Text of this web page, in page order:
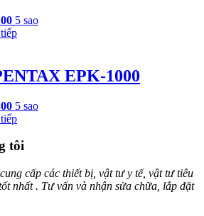
5 sao
EPK-1000
5 sao
tôi
cấp các thiết bị, vật tư y tế, vật tư tiêu
nhất . Tư vấn và nhận sửa chữa, lắp đặt